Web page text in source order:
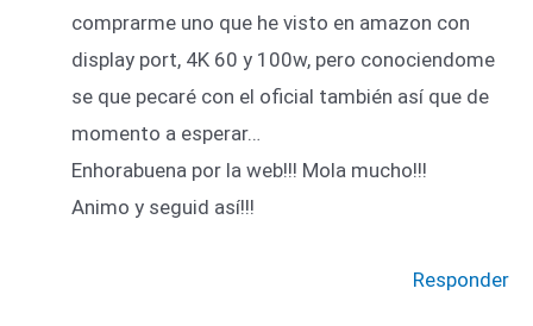
comprarme uno que he visto en amazon con
display port, 4K 60 y 100w, pero conociendome
se que pecaré con el oficial también así que de
momento a esperar…
Enhorabuena por la web!!! Mola mucho!!!
Animo y seguid así!!!
Responder